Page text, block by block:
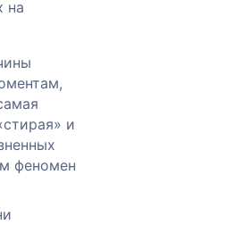
на
и
феномен